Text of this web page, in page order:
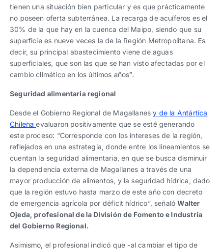
tienen una situación bien particular y es que prácticamente
no poseen oferta subterránea. La recarga de acuíferos es el
30% de la que hay en la cuenca del Maipo, siendo que su
superficie es nueve veces la de la Región Metropolitana. Es
decir, su principal abastecimiento viene de aguas
superficiales, que son las que se han visto afectadas por el
cambio climático en los últimos años”.
Seguridad alimentaria regional
Desde el Gobierno Regional de Magallanesy de la Antártica
Chilenaevaluaron positivamente que se esté generando
este proceso: “Corresponde con los intereses de la región,
reflejados en una estrategia, donde entre los lineamientos se
cuentan la seguridad alimentaria, en que se busca disminuir
la dependencia externa de Magallanes a través de una
mayor producción de alimentos, y la seguridad hídrica, dado
que la región estuvo hasta marzo de este año con decreto
de emergencia agrícola por déficit hídrico”, señalóWalter
Ojeda, profesional de la División de Fomento e Industria
del Gobierno Regional.
Asimismo, el profesional indicó que -al cambiar el tipo de